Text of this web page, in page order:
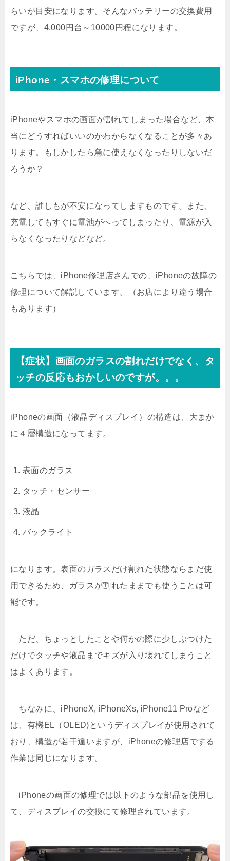
らいが目安になります。そんなバッテリーの交換費用
ですが、4,000円台～10000円程になります。
iPhone・スマホの修理について
iPhoneやスマホの画面が割れてしまった場合など、本
当にどうすればいいのかわからなくなることが多々あ
ります。もしかしたら急に使えなくなったりしないだ
ろうか？
など、誰しもが不安になってしますものです。また、
充電してもすぐに電池がへってしまったり、電源が入
らなくなったりなどなど。
こちらでは、iPhone修理店さんでの、iPhoneの故障の
修理について解説しています。（お店により違う場合
もあります）
【症状】画面のガラスの割れだけでなく、タ
ッチの反応もおかしいのですが。。。
iPhoneの画面（液晶ディスプレイ）の構造は、大まか
に４層構造になってます。
表面のガラス
タッチ・センサー
液晶
バックライト
になります。表面のガラスだけ割れた状態ならまだ使
用できるため、ガラスが割れたままでも使うことは可
能です。
ただ、ちょっとしたことや何かの際に少しぶつけた
だけでタッチや液晶までキズが入り壊れてしまうこと
はよくあります。
ちなみに、iPhoneX, iPhoneXs, iPhone11 Proなど
は、有機EL（OLED)というディスプレイが使用されて
おり、構造が若干違いますが、iPhoneの修理店でする
作業は同じになります。
iPhoneの画面の修理では以下のような部品を使用し
て、ディスプレイの交換にて修理されています。